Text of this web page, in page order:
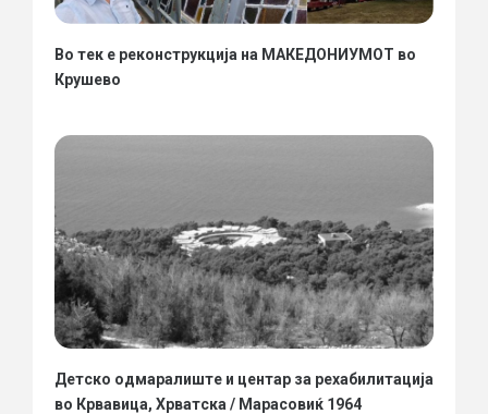
Во тек е реконструкција на МАКЕДОНИУМОТ во
Крушево
Детско одмаралиште и центар за рехабилитација
во Крвавица, Хрватска / Марасовиќ 1964